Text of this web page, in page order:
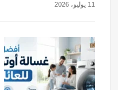
11 يوليو، 2026